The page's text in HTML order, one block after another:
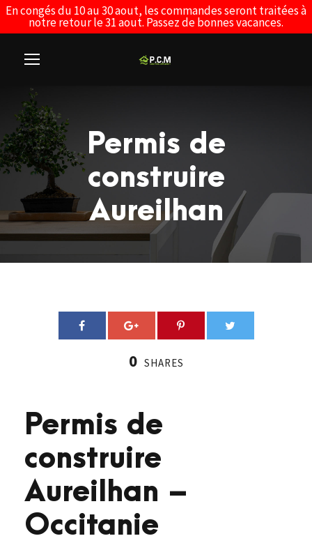
En congés du 10 au 30 aout, les commandes seront traitées à
notre retour le 31 aout. Passez de bonnes vacances.
Permis de
construire
Aureilhan
0 SHARES
Permis de
construire
Aureilhan –
Occitanie